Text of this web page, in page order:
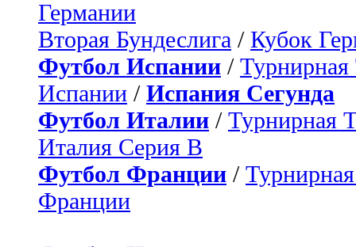
Германии
Вторая Бундеслига / Кубок
Футбол Испании / Турнирная
Испании / Испания Сегунда
Футбол Италии / Турнирная
Италия Серия B
Футбол Франции /
Франции